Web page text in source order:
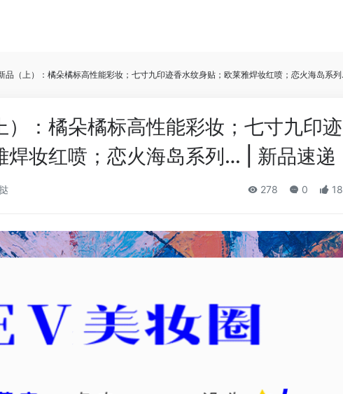
品（上）：橘朵橘标高性能彩妆；七寸九印迹香水纹身贴；欧莱雅焊妆红喷；恋火海岛系
）：橘朵橘标高性能彩妆；七寸九印迹
焊妆红喷；恋火海岛系列… | 新品速递
278 0 18